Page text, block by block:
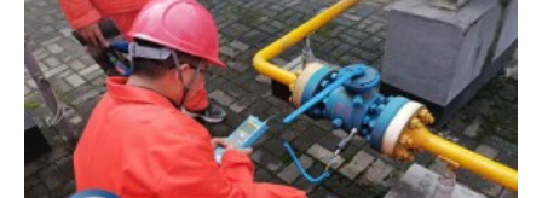
公司动态
关于KM
联络我们